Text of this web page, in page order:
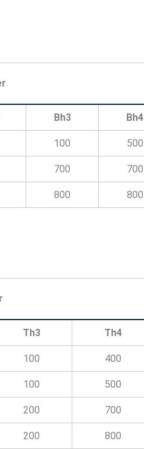
Bh3 Bh4
100 500
700 700
800 800
Th3 Th4
100 400
100 500
200 700
200 800